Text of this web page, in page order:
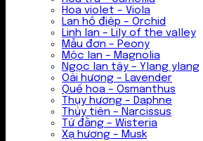
Hoa violet – Viola
Lan hồ điệp – Orchid
Linh lan – Lily of the valley
Mẫu đơn – Peony
Mộc lan – Magnolia
Ngọc lan tây – Ylang ylang
Oải hương – Lavender
Quế hoa – Osmanthus
Thụy hương – Daphne
Thủy tiên – Narcissus
Tử đằng – Wisteria
Xạ hương – Musk